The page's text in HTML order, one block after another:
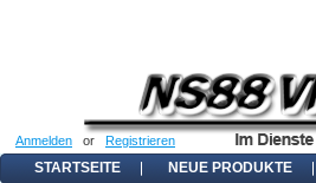
Anmelden or Registrieren
STARTSEITE NEUE PRODUKTE